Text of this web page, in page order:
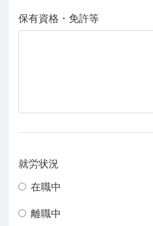
保有資格・免許等
就労状況
在職中
離職中